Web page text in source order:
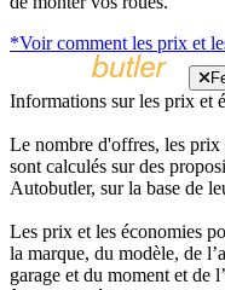
*Voir comment les prix et
Informations sur les prix et
Le nombre d'offres, les prix
sont calculés sur des
Autobutler, sur la base de
Les prix et les économies
la marque, du modèle, de
garage et du moment et de